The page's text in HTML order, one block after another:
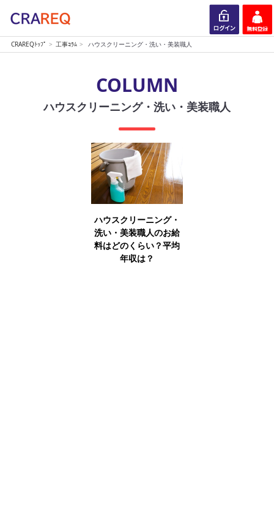
ログイン 会員登録
CRAREQﾄｯﾌﾟ 工事ｺﾗﾑ ハウスクリーニング・洗い・美装職人
COLUMN
ハウスクリーニング・洗い・美装職人
ハウスクリーニング・
洗い・美装職人のお給
料はどのくらい？平均
年収は？